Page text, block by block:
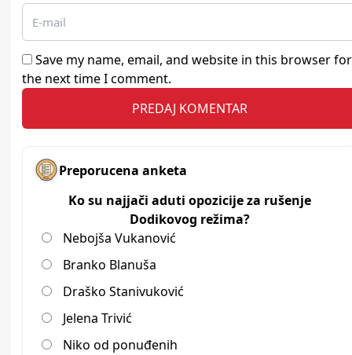
Save my name, email, and website in this browser for
the next time I comment.
Preporucena anketa
Ko su najjači aduti opozicije za rušenje
Dodikovog režima?
Nebojša Vukanović
Branko Blanuša
Draško Stanivuković
Jelena Trivić
Niko od ponuđenih